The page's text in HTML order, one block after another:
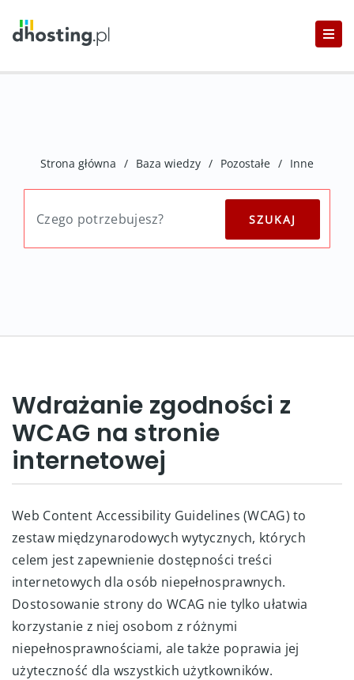
Strona główna / Baza wiedzy / Pozostałe / Inne
Wdrażanie zgodności z
WCAG na stronie
internetowej
Web Content Accessibility Guidelines (WCAG) to
zestaw międzynarodowych wytycznych, których
celem jest zapewnienie dostępności treści
internetowych dla osób niepełnosprawnych.
Dostosowanie strony do WCAG nie tylko ułatwia
korzystanie z niej osobom z różnymi
niepełnosprawnościami, ale także poprawia jej
użyteczność dla wszystkich użytkowników.